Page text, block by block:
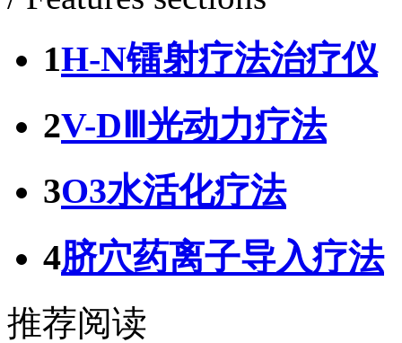
1H-N镭射疗法治疗仪
2V-DⅢ光动力疗法
3O3水活化疗法
4脐穴药离子导入疗法
推荐阅读